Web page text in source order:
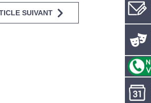
SUIVANT